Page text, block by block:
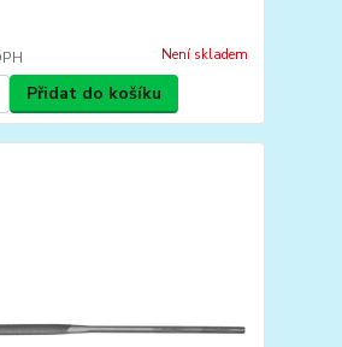
Není skladem
Přidat do košíku